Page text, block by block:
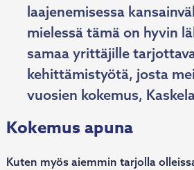
laajenemisessa
mielessä tämä on hyvin
samaa yrittäjille
kehittämistyötä, josta
vuosien kokemus,
Kokemus apuna
Kuten myös aiemmin tarjolla